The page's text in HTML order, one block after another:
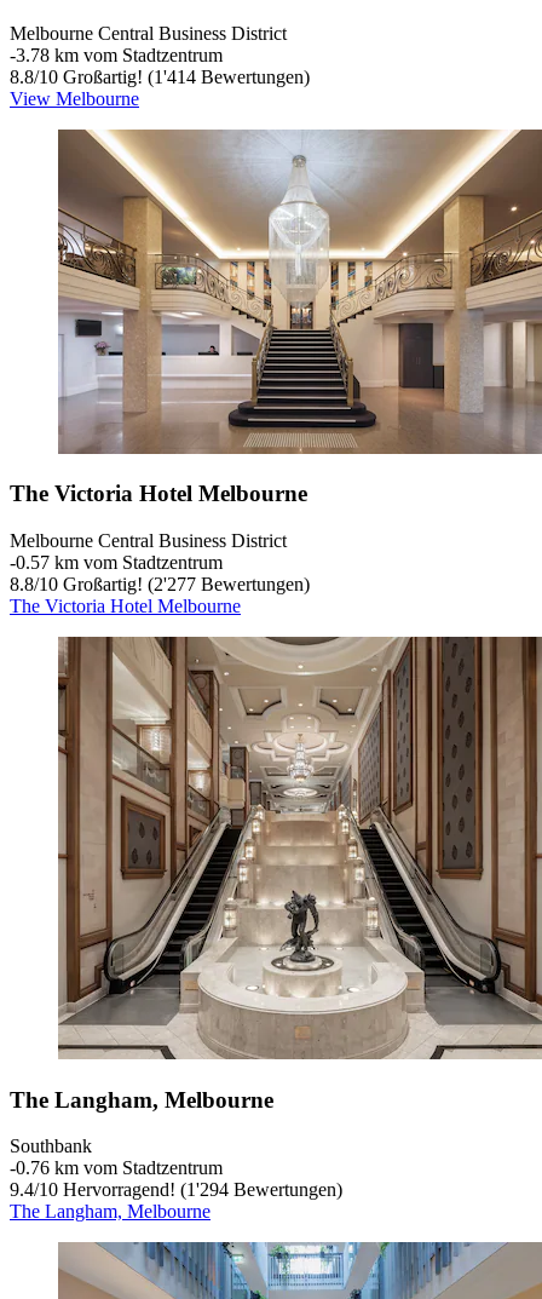
Melbourne Central Business District
‐3.78 km vom Stadtzentrum
8.8/10 Großartig! (1'414 Bewertungen)
View Melbourne
The Victoria Hotel Melbourne
Melbourne Central Business District
‐0.57 km vom Stadtzentrum
8.8/10 Großartig! (2'277 Bewertungen)
The Victoria Hotel Melbourne
The Langham, Melbourne
Southbank
‐0.76 km vom Stadtzentrum
9.4/10 Hervorragend! (1'294 Bewertungen)
The Langham, Melbourne